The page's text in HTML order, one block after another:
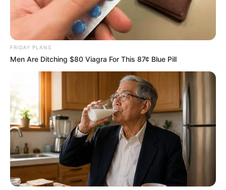
FRIDAY PLANS
Men Are Ditching $80 Viagra For This 87¢ Blue Pill